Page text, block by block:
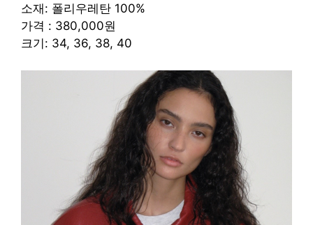
소재: 폴리우레탄 100%
가격 : 380,000원
크기: 34, 36, 38, 40